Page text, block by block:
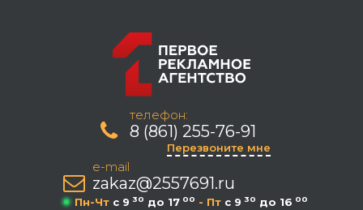
телефон:
8 (861) 255-76-91
Перезвоните мне
e-mail
zakaz@2557691.ru
Пн-Чт c 9 30 до 17 00 - Пт c 9 30 до 16 00